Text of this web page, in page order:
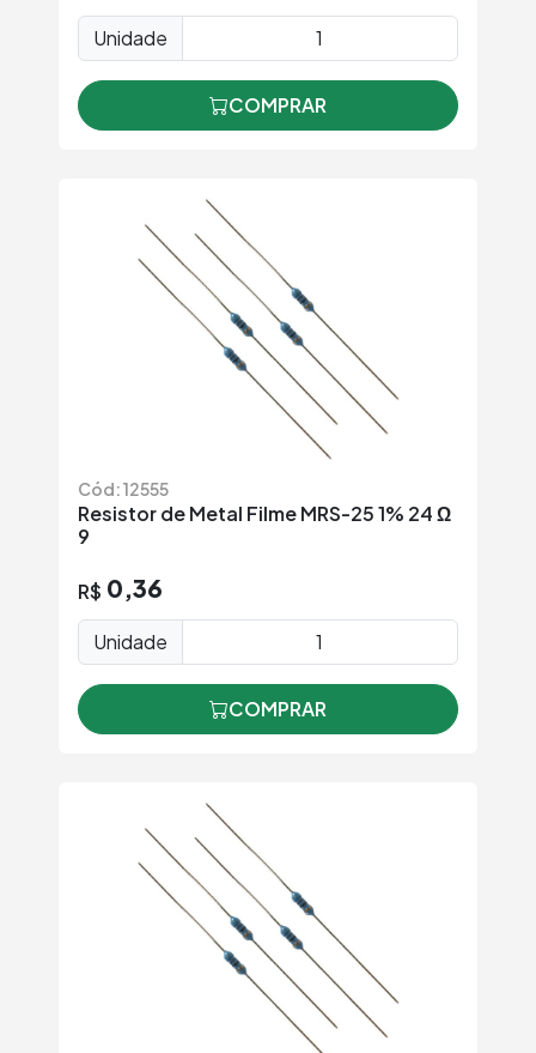
Unidade
COMPRAR
Cód: 12555
Resistor de Metal Filme MRS-25 1% 24 Ω
9
R$ 0,36
Unidade
COMPRAR